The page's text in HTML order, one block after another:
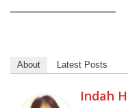
About Latest Posts
Indah